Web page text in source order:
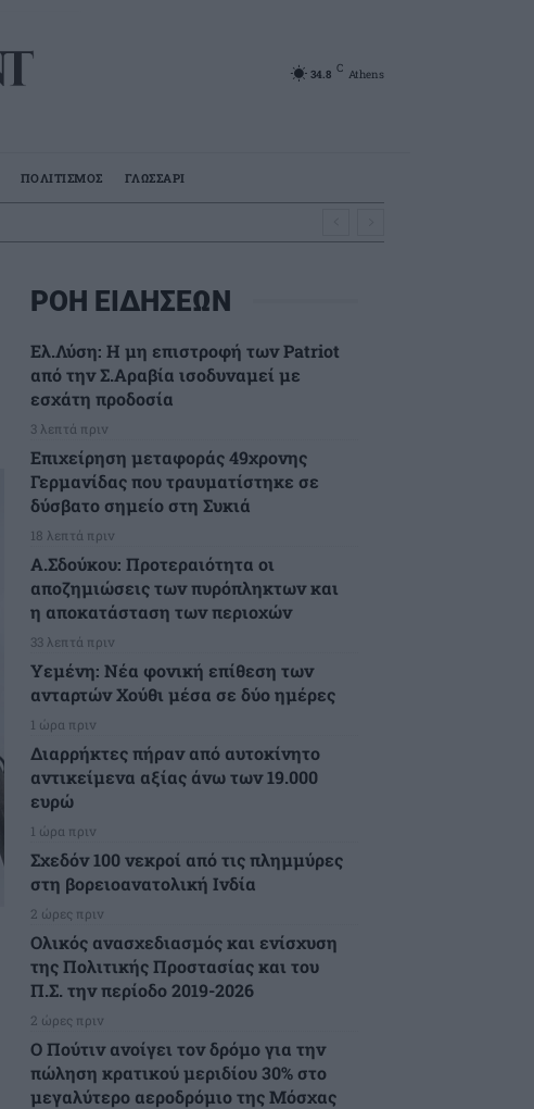
34.8 C Athens
ΠΟΛΙΤΙΣΜΟΣ ΓΛΩΣΣΑΡΙ
ΡΟΗ ΕΙΔΗΣΕΩΝ
Ελ.Λύση: Η μη επιστροφή των Patriot
από την Σ.Αραβία ισοδυναμεί με
εσχάτη προδοσία
3 λεπτά πριν
Επιχείρηση μεταφοράς 49χρονης
Γερμανίδας που τραυματίστηκε σε
δύσβατο σημείο στη Συκιά
18 λεπτά πριν
Α.Σδούκου: Προτεραιότητα οι
αποζημιώσεις των πυρόπληκτων και
η αποκατάσταση των περιοχών
33 λεπτά πριν
Υεμένη: Νέα φονική επίθεση των
ανταρτών Χούθι μέσα σε δύο ημέρες
1 ώρα πριν
Διαρρήκτες πήραν από αυτοκίνητο
αντικείμενα αξίας άνω των 19.000
ευρώ
1 ώρα πριν
Σχεδόν 100 νεκροί από τις πλημμύρες
στη βορειοανατολική Ινδία
2 ώρες πριν
Ολικός ανασχεδιασμός και ενίσχυση
της Πολιτικής Προστασίας και του
Π.Σ. την περίοδο 2019-2026
2 ώρες πριν
Ο Πούτιν ανοίγει τον δρόμο για την
πώληση κρατικού μεριδίου 30% στο
μεγαλύτερο αεροδρόμιο της Μόσχας